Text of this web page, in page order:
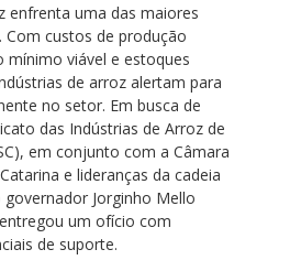
enfrenta uma das maiores
Com custos de produção
mínimo viável e estoques
de arroz alertam para
no setor. Em busca de
das Indústrias de Arroz de
em conjunto com a Câmara
e lideranças da cadeia
Jorginho Mello
um ofício com
de suporte.